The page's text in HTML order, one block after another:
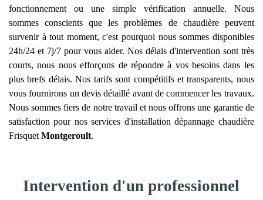
fonctionnement ou une simple vérification annuelle. Nous
sommes conscients que les problèmes de chaudière peuvent
survenir à tout moment, c'est pourquoi nous sommes disponibles
24h/24 et 7j/7 pour vous aider. Nos délais d'intervention sont très
courts, nous nous efforçons de répondre à vos besoins dans les
plus brefs délais. Nos tarifs sont compétitifs et transparents, nous
vous fournirons un devis détaillé avant de commencer les travaux.
Nous sommes fiers de notre travail et nous offrons une garantie de
satisfaction pour nos services d'installation dépannage chaudière
Frisquet Montgeroult.
Intervention d'un professionnel